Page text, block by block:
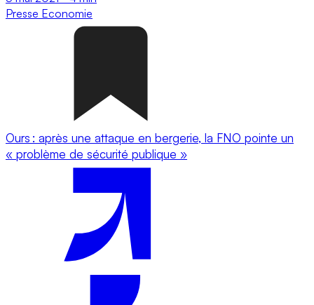
Presse Economie
Ours : après une attaque en bergerie, la FNO pointe un
« problème de sécurité publique »